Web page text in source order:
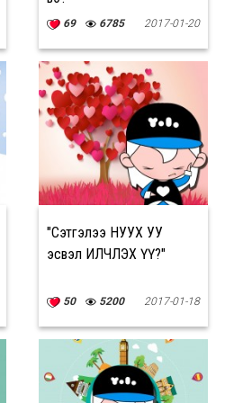
69 6785 2017-01-20
"Сэтгэлээ НУУХ УУ
эсвэл ИЛЧЛЭХ ҮҮ?"
50 5200 2017-01-18